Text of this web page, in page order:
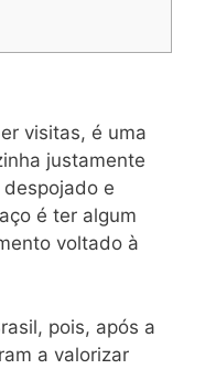
visitas, é uma
justamente
e
é ter algum
voltado à
pois, após a
a valorizar